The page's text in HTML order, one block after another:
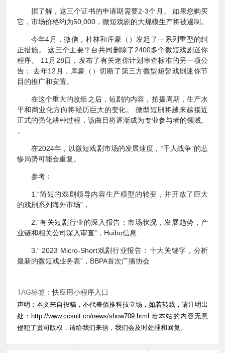
据了解，这三个证书的申请期需要2-3个月。 如果您购买
它，市场价格约为50,000，微短戏剧的大规模生产将被遏制。
今年4月，微信，杜林和库豪（）发起了一系列重型的纠
正措施。 这三个主要平台共同删除了2400多个微短戏剧迷你
程序。 11月28日，发布了有关迷你计划审查标准的另一项公
告； 去年12月，库豪（）切断了第三方微型短暂戏剧迷你节
目的推广和安置。
在这个重大的改组之后，短剧的内容，拍摄周期，生产水
平和商业化方向将经历巨大的变化。 微型短剧将越来越接近
正式的强化耕种过程，该曲目将逐渐成为专业参与者的领域。
。
在2024年，以微短戏剧市场的发展速度，“千人战争”的悲
惨局势可能会重复。
参考：
1.“简短的戏剧领导内容生产模型的转变，并开放了巨大
的戏剧系列海外市场”，
2.“有关短剧行业的深入报告：市场状况，发展趋势，产
业链和相关公司深入审查”，Huibo信息
3.“ 2023 Micro-Short戏剧行业报告：十大关键字，分析
最新的微短戏业务表”，BBPA首次广播协会
TAG标签：快应用小程序入口
声明：本文来自投稿，不代表佰推科技立场，如若转载，请注明出
处： http://www.ccsuit.cn/news/show709.html 若本站的内容无意
侵犯了贵司版权，请给我们来信，我们会及时处理和回复。